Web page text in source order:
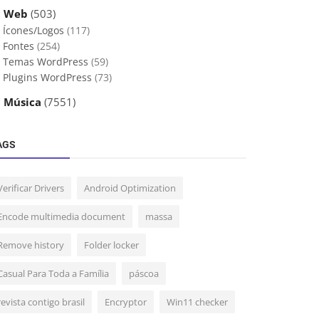
Web (503)
Ícones/Logos (117)
Fontes (254)
Temas WordPress (59)
Plugins WordPress (73)
Música (7551)
Drivers Android Optimization
multimedia document massa
history Folder locker
Para Toda a Família páscoa
contigo brasil Encryptor Win11 checker